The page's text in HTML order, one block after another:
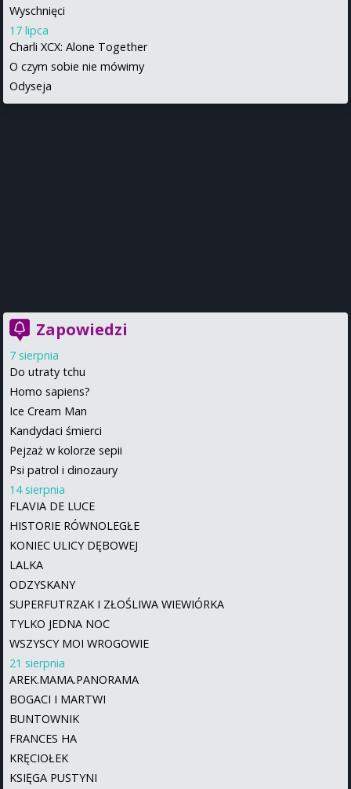
Wyschnięci
17 lipca
Charli XCX: Alone Together
O czym sobie nie mówimy
Odyseja
Zapowiedzi
7 sierpnia
Do utraty tchu
Homo sapiens?
Ice Cream Man
Kandydaci śmierci
Pejzaż w kolorze sepii
Psi patrol i dinozaury
14 sierpnia
FLAVIA DE LUCE
HISTORIE RÓWNOLEGŁE
KONIEC ULICY DĘBOWEJ
LALKA
ODZYSKANY
SUPERFUTRZAK I ZŁOŚLIWA WIEWIÓRKA
TYLKO JEDNA NOC
WSZYSCY MOI WROGOWIE
21 sierpnia
AREK.MAMA.PANORAMA
BOGACI I MARTWI
BUNTOWNIK
FRANCES HA
KRĘCIOŁEK
KSIĘGA PUSTYNI